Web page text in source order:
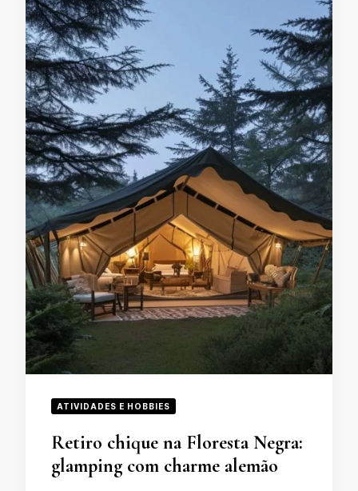
ATIVIDADES E HOBBIES
Retiro chique na Floresta Negra:
glamping com charme alemão